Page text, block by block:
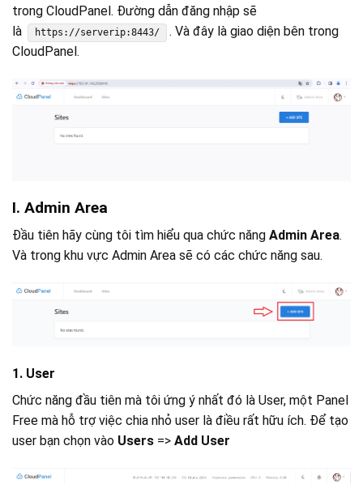
trong CloudPanel. Đường dẫn đăng nhập sẽ
là
https://serverip:8443/
. Và đây là giao diện bên trong
CloudPanel.
I. Admin Area
Đầu tiên hãy cùng tôi tìm hiểu qua chức năng Admin Area.
Và trong khu vực Admin Area sẽ có các chức năng sau.
1. User
Chức năng đầu tiên mà tôi ứng ý nhất đó là User, một Panel
Free mà hỗ trợ việc chia nhỏ user là điều rất hữu ích. Để tạo
user bạn chọn vào Users => Add User